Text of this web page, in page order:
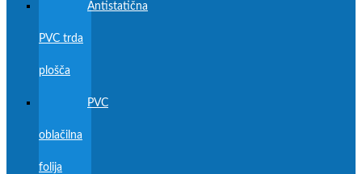
Antistatična
PVC trda
plošča
PVC
oblačilna
folija